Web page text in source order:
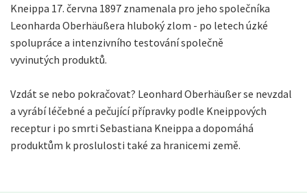
Kneippa 17. června 1897 znamenala pro jeho společníka
Leonharda Oberhäußera hluboký zlom - po letech úzké
spolupráce a intenzivního testování společně
vyvinutých produktů.
Vzdát se nebo pokračovat? Leonhard Oberhäußer se nevzdal
a vyrábí léčebné a pečující přípravky podle Kneippových
receptur i po smrti Sebastiana Kneippa a dopomáhá
produktům k proslulosti také za hranicemi země.